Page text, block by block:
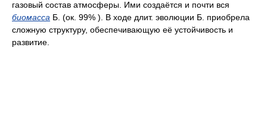
газовый состав атмосферы. Ими создаётся и почти вся
биомасса Б. (ок. 99% ). В ходе длит. эволюции Б. приобрела
сложную структуру, обеспечивающую её устойчивость и
развитие.